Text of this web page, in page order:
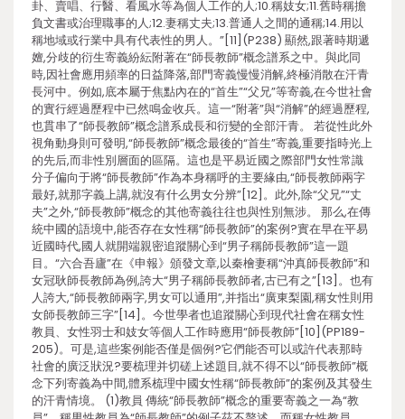
卦、賣唱、行醫、看風水等為個人工作的人;10.稱妓女;11.舊時稱擔
負文書或治理職事的人;12.妻稱丈夫;13.普通人之間的通稱;14.用以
稱地域或行業中具有代表性的男人。”[11](P238) 顯然,跟著時期遞
嬗,分歧的衍生寄義紛紜附著在“師長教師”概念譜系之中。與此同
時,因社會應用頻率的日益降落,部門寄義慢慢消解,終極消散在汗青
長河中。例如,底本屬于焦點內在的“首生”“父兄”等寄義,在今世社會
的實行經過歷程中已然鳴金收兵。這一“附著”與“消解”的經過歷程,
也貫串了“師長教師”概念譜系成長和衍變的全部汗青。 若從性此外
視角動身則可發明,“師長教師”概念最後的“首生”寄義,重要指時光上
的先后,而非性別層面的區隔。這也是平易近國之際部門女性常識
分子偏向于將“師長教師”作為本身稱呼的主要緣由,“師長教師兩字
最好,就那字義上講,就沒有什么男女分辨”[12]。此外,除“父兄”“丈
夫”之外,“師長教師”概念的其他寄義往往也與性別無涉。 那么,在傳
統中國的語境中,能否存在女性稱“師長教師”的案例?實在早在平易
近國時代,國人就開端親密追蹤關心到“男子稱師長教師”這一題
目。“六合吾廬”在《申報》頒發文章,以秦檜妻稱“沖真師長教師”和
女冠耿師長教師為例,誇大“男子稱師長教師者,古已有之”[13]。也有
人誇大,“師長教師兩字,男女可以通用”,并指出“廣東梨園,稱女性則用
女師長教師三字”[14]。今世學者也追蹤關心到現代社會在稱女性
教員、女性羽士和妓女等個人工作時應用“師長教師”[10](PP189-
205)。可是,這些案例能否僅是個例?它們能否可以或許代表那時
社會的廣泛狀況?要梳理并切磋上述題目,就不得不以“師長教師”概
念下列寄義為中間,體系梳理中國女性稱“師長教師”的案例及其發生
的汗青情境。 (1)教員 傳統“師長教師”概念的重要寄義之一為“教